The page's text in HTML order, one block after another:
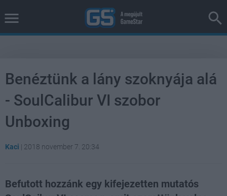
Benéztünk a lány szoknyája alá
- SoulCalibur VI szobor
Unboxing
Kaci | 2018 november 7. 20:34
Befutott hozzánk egy kifejezetten mutatós